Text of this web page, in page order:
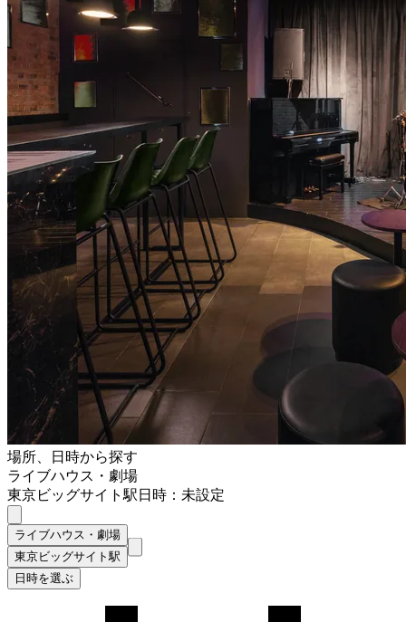
場所、日時から探す
ライブハウス・劇場
東京ビッグサイト駅日時：未設定
ライブハウス・劇場
東京ビッグサイト駅
日時を選ぶ